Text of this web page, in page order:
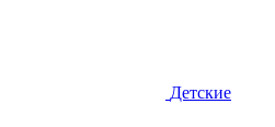
Детские